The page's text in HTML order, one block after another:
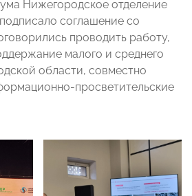
Нижегородское отделение
соглашение со
проводить работу,
малого и среднего
области, совместно
просветительские